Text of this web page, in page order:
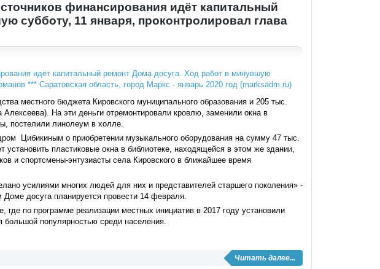
финансирования идёт капитальный
субботу, 11 января, проконтролировал глава
местного бюджета Кировского муниципального образования и 205 тыс.
На эти деньги отремонтировали кровлю, заменили окна в
постелили линолеум в холле.
Цибикиным о приобретении музыкального оборудования на сумму 47 тыс.
пластиковые окна в библиотеке, находящейся в этом же здании,
и спортсмены-энтузиасты села Кировского в ближайшее время
усилиями многих людей для них и представителей старшего поколения» -
досуга планируется провести 14 февраля.
по программе реализации местных инициатив в 2017 году установили
большой популярностью среди населения.
Читать далее...